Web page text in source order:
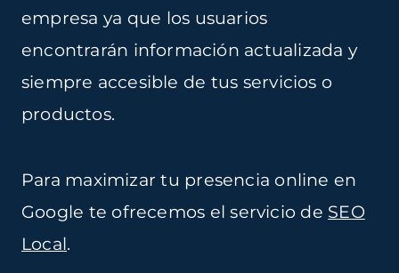
empresa ya que los usuarios
encontrarán información actualizada y
siempre accesible de tus servicios o
productos.
Para maximizar tu presencia online en
Google te ofrecemos el servicio de SEO
Local.